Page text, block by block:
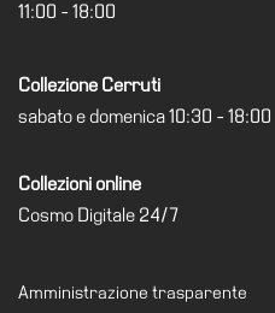
Digitale
EN
Visita
Shop
11:00 - 18:00
Collezione Cerruti
sabato e domenica 10:30 - 18:00
Collezioni online
Cosmo Digitale 24/7
Amministrazione trasparente